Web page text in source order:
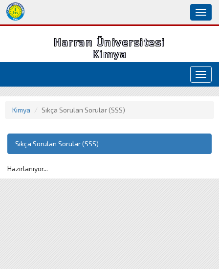
Harran Üniversitesi
Kimya
Kimya Sıkça Sorulan Sorular (SSS)
Sıkça Sorulan Sorular (SSS)
Hazırlanıyor...